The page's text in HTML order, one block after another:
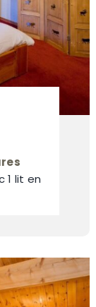
1 lit en